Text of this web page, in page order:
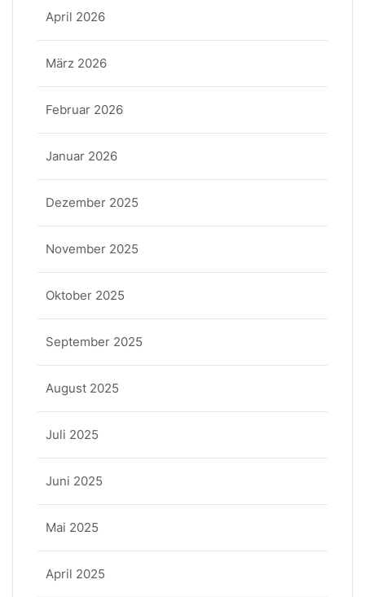
April 2026
März 2026
Februar 2026
Januar 2026
Dezember 2025
November 2025
Oktober 2025
September 2025
August 2025
Juli 2025
Juni 2025
Mai 2025
April 2025